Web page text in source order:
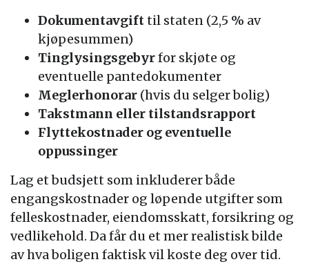
Dokumentavgifttil staten (2,5 % av
kjøpesummen)
Tinglysingsgebyrfor skjøte og
eventuelle pantedokumenter
Meglerhonorar (hvis du selger bolig)
Takstmann eller tilstandsrapport
Flyttekostnader og eventuelle
oppussinger
Lag et budsjett som inkluderer både
engangskostnader og løpende utgifter som
felleskostnader, eiendomsskatt, forsikring og
vedlikehold. Da får du et mer realistisk bilde
av hva boligen faktisk vil koste deg over tid.